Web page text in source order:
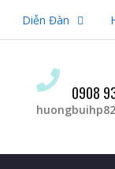
Diễn Đàn
0908